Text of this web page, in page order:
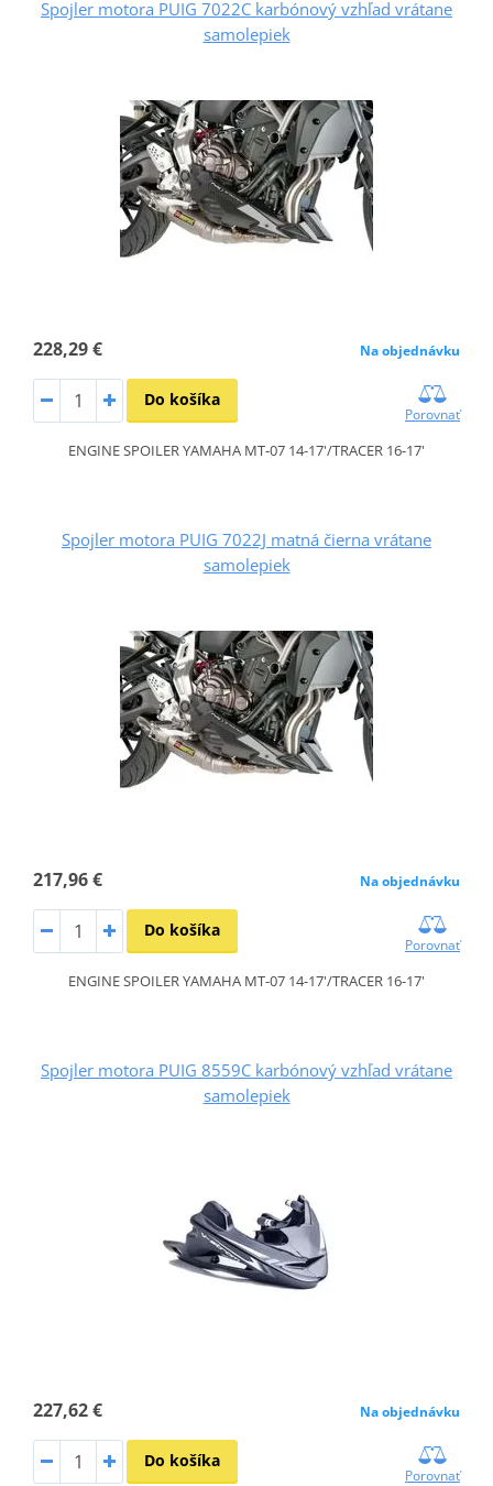
Spojler motora PUIG 7022C karbónový vzhľad vrátane
samolepiek
228,29 € Na objednávku
Do košíka
Porovnať
ENGINE SPOILER YAMAHA MT-07 14-17'/TRACER 16-17'
Spojler motora PUIG 7022J matná čierna vrátane
samolepiek
217,96 € Na objednávku
Do košíka
Porovnať
ENGINE SPOILER YAMAHA MT-07 14-17'/TRACER 16-17'
Spojler motora PUIG 8559C karbónový vzhľad vrátane
samolepiek
227,62 € Na objednávku
Do košíka
Porovnať